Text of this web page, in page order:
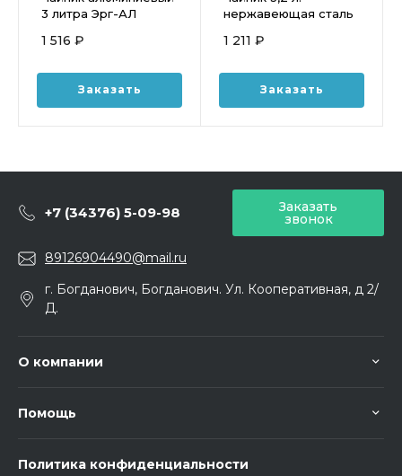
3 литра Эрг-АЛ
1 516 ₽
Заказать
нержавеющая сталь
1 211 ₽
Заказать
+7 (34376) 5-09-98 Заказать
звонок
89126904490@mail.ru
г. Богданович, Богданович. Ул. Кооперативная, д 2/
Д.
О компании
Помощь
Политика конфиденциальности